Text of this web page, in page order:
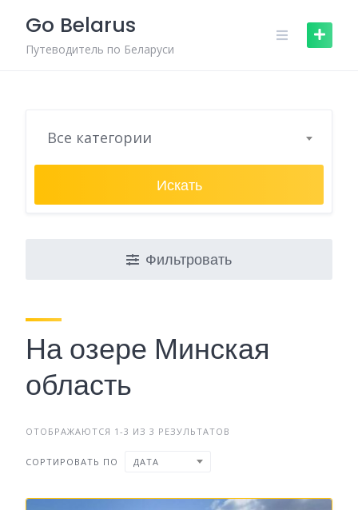
content
Go Belarus
Путеводитель по Беларуси
Все категории
Искать
Фильтровать
На озере Минская
область
ОТОБРАЖАЮТСЯ 1-3 ИЗ 3 РЕЗУЛЬТАТОВ
СОРТИРОВАТЬ ПО ДАТА